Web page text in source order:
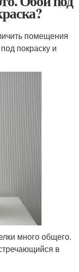
помещения
покраску и
много общего.
в